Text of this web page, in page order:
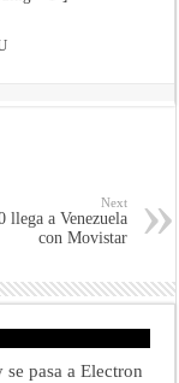
Next
a Venezuela
con Movistar
pasa a Electron